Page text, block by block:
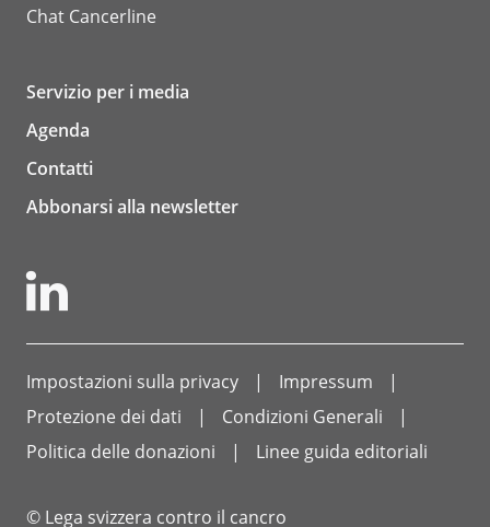
Chat Cancerline
Servizio per i media
Agenda
Contatti
Abbonarsi alla newsletter
Impostazioni sulla privacy
Impressum
Protezione dei dati
Condizioni Generali
Politica delle donazioni
Linee guida editoriali
© Lega svizzera contro il cancro